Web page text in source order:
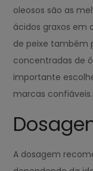
oleosos são as
ácidos graxos em
de peixe também
concentradas de
importante
marcas confiáveis.
A dosagem